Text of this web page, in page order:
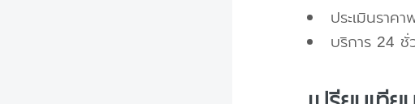
ประเมินราคา
บริการ 24 ชั่